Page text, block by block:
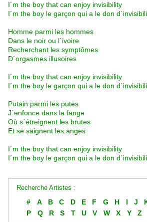
I´m the boy that can enjoy invisibility
I´m the boy le garçon qui a le don
Homme parmi les hommes
Dans le noir ou l´ivoire
Recherchant les symptômes
D´orgasmes illusoires
I´m the boy that can enjoy invisibility
I´m the boy le garçon qui a le don
Putain parmi les putes
J´enfonce dans la fange
Où s´étreignent les brutes
Et se saignent les anges
I´m the boy that can enjoy invisibility
I´m the boy le garçon qui a le don
Recherche Artistes :
# A B C D E F G H I J
P
Q R S T U V W X Y Z